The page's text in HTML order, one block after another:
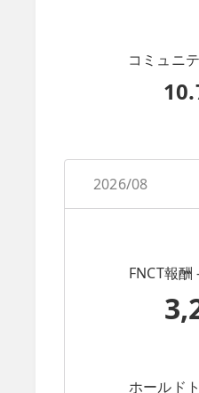
コミュニ
2026/08
FNCT報酬
ホールド